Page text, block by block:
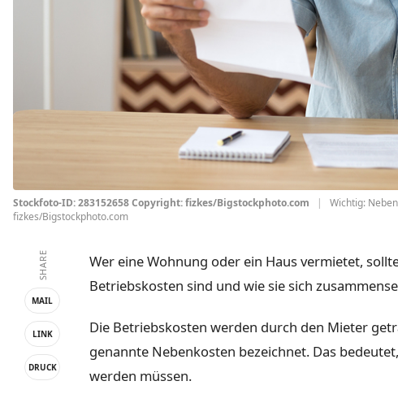
Stockfoto-ID: 283152658 Copyright: fizkes/Bigstockphoto.com |
Wichtig:
fizkes/Bigstockphoto.com
SHARE
MAIL
LINK
DRUCK
Wer eine Wohnung oder ein Haus vermietet,
Betriebskosten sind und wie sie sich
Die Betriebskosten werden durch den Mieter
genannte Nebenkosten bezeichnet. Das
werden müssen.